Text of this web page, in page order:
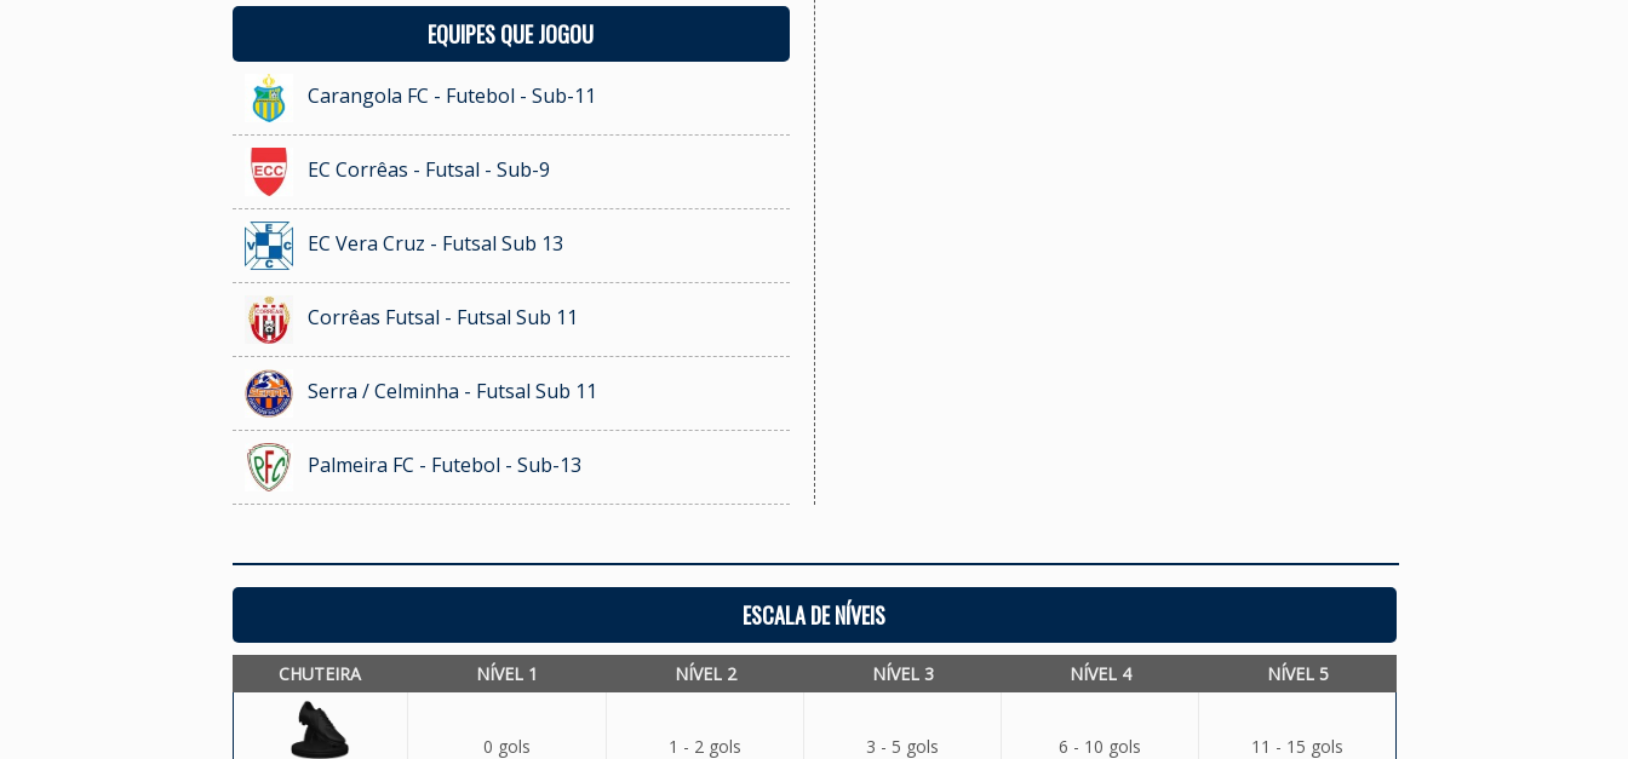
EQUIPES QUE JOGOU
Carangola FC - Futebol - Sub-11
EC Corrêas - Futsal - Sub-9
EC Vera Cruz - Futsal Sub 13
Corrêas Futsal - Futsal Sub 11
Serra / Celminha - Futsal Sub 11
Palmeira FC - Futebol - Sub-13
ESCALA DE NÍVEIS
CHUTEIRA NÍVEL 1 NÍVEL 2 NÍVEL 3 NÍVEL 4 NÍVEL 5
0 gols 1 - 2 gols 3 - 5 gols 6 - 10 gols 11 - 15 gols